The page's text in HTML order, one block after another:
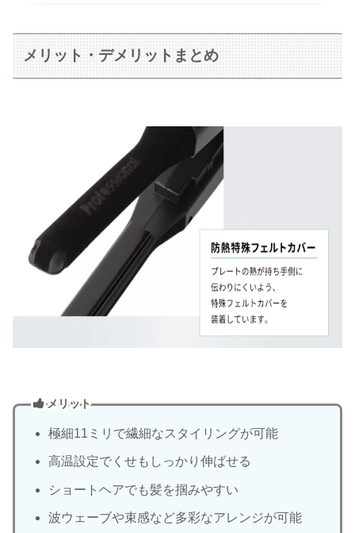
メリット・デメリットまとめ
メリット
極細11ミリで繊細なスタイリングが可能
高温設定でくせもしっかり伸ばせる
ショートヘアでも髪を掴みやすい
波ウェーブや束感など多彩なアレンジが可能